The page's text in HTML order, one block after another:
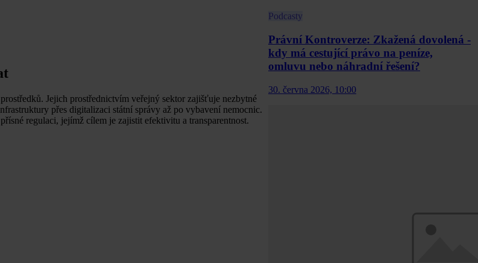
Jejich prostřednictvím veřejný sektor zajišťuje nezbytné
přes digitalizaci státní správy až po vybavení nemocnic.
regulaci, jejímž cílem je zajistit efektivitu a transparentnost.
Podcasty
Právní Kontroverze: Zkažená dovolená -
kdy má cestující právo na peníze,
omluvu nebo náhradní řešení?
30. června 2026, 10:00